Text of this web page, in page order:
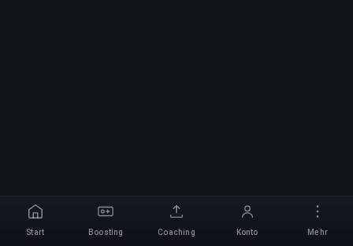
Start Boosting Coaching Konto Mehr